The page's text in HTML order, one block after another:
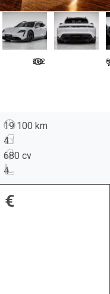
282 0
19 100 km
4
680 cv
4
€